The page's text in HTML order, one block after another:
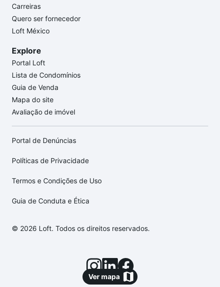
Ver mapa
Carreiras
Quero ser fornecedor
Loft México
Explore
Portal Loft
Lista de Condomínios
Guia de Venda
Mapa do site
Avaliação de imóvel
Portal de Denúncias
Políticas de Privacidade
Termos e Condições de Uso
Guia de Conduta e Ética
© 2026 Loft. Todos os direitos reservados.